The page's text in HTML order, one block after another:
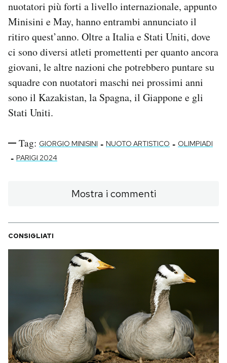
nuotatori più forti a livello internazionale, appunto
Minisini e May, hanno entrambi annunciato il
ritiro quest’anno. Oltre a Italia e Stati Uniti, dove
ci sono diversi atleti promettenti per quanto ancora
giovani, le altre nazioni che potrebbero puntare su
squadre con nuotatori maschi nei prossimi anni
sono il Kazakistan, la Spagna, il Giappone e gli
Stati Uniti.
Tag: GIORGIO MINISINI - NUOTO ARTISTICO - OLIMPIADI
- PARIGI 2024
Mostra i commenti
CONSIGLIATI